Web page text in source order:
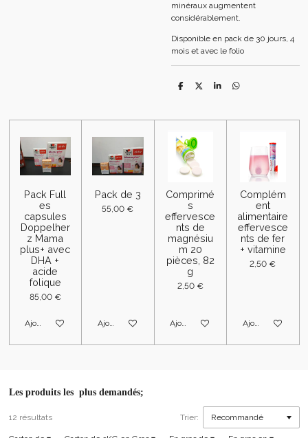
minéraux augmentent
considérablement.
Disponible en pack de 30 jours, 4
mois et avec le folio
P
a
e
r
P
a
P
a
P
a
Pack Full
es
capsules
Doppelher
z Mama
plus+ avec
DHA +
acide
folique
85,00 €
Ajouter au panier
Pack de 3
55,00 €
Ajouter au panier
Comprimé
s
effervesce
nts de
magnésiu
m 20
pièces, 82
g
2,50 €
Ajouter au panier
Complém
ent
alimentaire
effervesce
nts de fer
+ vitamine
2,50 €
Ajouter au panier
Les produits les plus demandés;
12 résultats Trier: